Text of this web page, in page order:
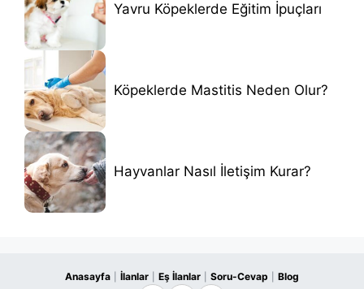
Yavru Köpeklerde Eğitim İpuçları
Köpeklerde Mastitis Neden Olur?
Hayvanlar Nasıl İletişim Kurar?
Anasayfa İlanlar Eş İlanlar Soru-Cevap Blog